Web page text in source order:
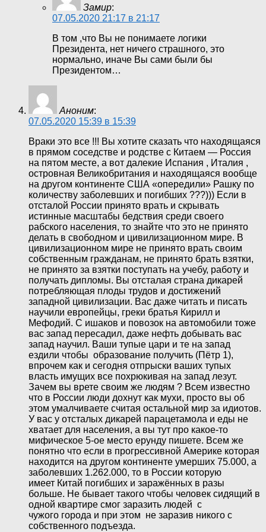
Замир:
07.05.2020 21:17 в 21:17
В том ,что Вы не понимаете логики
Президента, нет ничего страшного, это
нормально, иначе Вы сами были бы
Президентом…
Аноним:
07.05.2020 15:39 в 15:39
Враки это все !!! Вы хотите сказать что находящаяся
в прямом соседстве и родстве с Китаем — Россия
на пятом месте, а вот далекие Испания , Италия ,
островная Великобритания и находящаяся вообще
на другом континенте США «опередили» Рашку по
количеству заболевших и погибших ???))) Если в
отсталой России принято врать и скрывать
истинные масштабы бедствия среди своего
рабского населения, то знайте что это не принято
делать в свободном и цивилизационном мире. В
цивилизационном мире не принято врать своим
собственным гражданам, не принято брать взятки,
не принято за взятки поступать на учебу, работу и
получать дипломы. Вы отсталая страна дикарей
потребляющая плоды трудов и достижений
западной цивилизации. Вас даже читать и писать
научили европейцы, греки братья Кирилл и
Мефодий. С ишаков и повозок на автомобили тоже
вас запад пересадил, даже нефть добывать вас
запад научил. Ваши тупые цари и те на запад
ездили чтобы образование получить (Пётр 1),
впрочем как и сегодня отпрыски ваших тупых
власть имущих все похрюкивая на запад лезут.
Зачем вы врете своим же людям ? Всем известно
что в России люди дохнут как мухи, просто вы об
этом умалчиваете считая остальной мир за идиотов.
У вас у отсталых дикарей парацетамола и еды не
хватает для населения, а вы тут про какое-то
мифическое 5-ое место ерунду пишете. Всем же
понятно что если в прогрессивной Америке которая
находится на другом континенте умерших 75.000, а
заболевших 1.262.000, то в России которую
имеет Китай погибших и заражённых в разы
больше. Не бывает такого чтобы человек сидящий в
одной квартире смог заразить людей с
чужого города и при этом не заразив никого с
собственного подъезда.